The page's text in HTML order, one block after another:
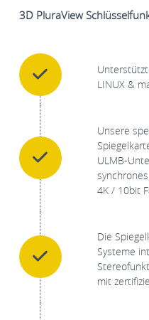
3D PluraView
LINUX &
Unsere
ULMB-
4K / 10bit
Die
Systeme
mit